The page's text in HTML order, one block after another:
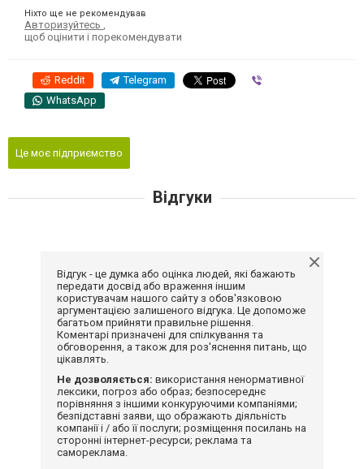
Ніхто ще не рекомендував
Авторизуйтесь
щоб оцінити і порекомендувати
Reddit Telegram
WhatsApp
Це моє підприємство
Відгуки
Відгук - це думка або оцінка людей, які бажають
передати досвід або враження іншим
користувачам нашого сайту з обов'язковою
аргументацією залишеного відгука. Це допоможе
багатьом прийняти правильне рішення.
Коментарі призначені для спілкування та
обговорення, а також для роз'яснення питань, що
цікавлять.
Не дозволяється: використання ненормативної
лексики, погроз або образ; безпосереднє
порівняння з іншими конкуруючими компаніями;
безпідставні заяви, що ображають діяльність
компанії і / або її послуги; розміщення посилань на
сторонні інтернет-ресурси; реклама та
самореклама.